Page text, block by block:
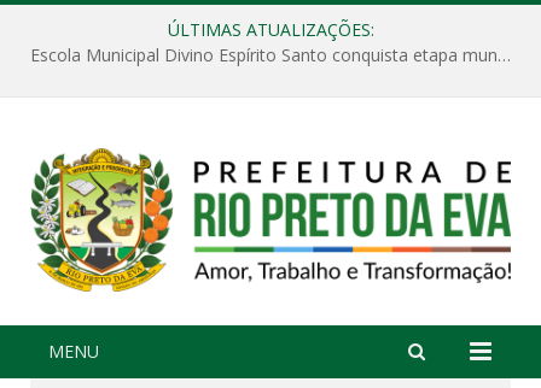
ÚLTIMAS ATUALIZAÇÕES:
Escola Municipal Divino Espírito Santo conquista etapa municipal da V Feira Amazonense de Matemática
MENU